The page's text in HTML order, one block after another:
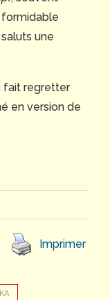
formidable
une
fait regretter
en version de
Imprimer